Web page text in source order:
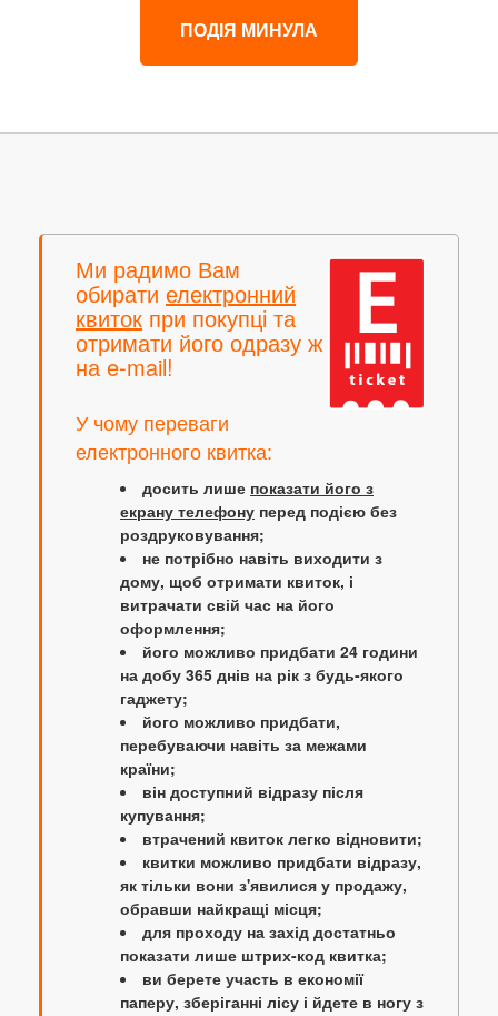
ПОДІЯ МИНУЛА
Ми радимо Вам
обирати електронний
квиток при покупці та
отримати його одразу ж
на e-mail!
У чому переваги
електронного квитка:
досить лише показати його з
екрану телефону перед подією без
роздруковування;
не потрібно навіть виходити з
дому, щоб отримати квиток, і
витрачати свій час на його
оформлення;
його можливо придбати 24 години
на добу 365 днів на рік з будь-якого
гаджету;
його можливо придбати,
перебуваючи навіть за межами
країни;
він доступний відразу після
купування;
втрачений квиток легко відновити;
квитки можливо придбати відразу,
як тільки вони з'явилися у продажу,
обравши найкращі місця;
для проходу на захід достатньо
показати лише штрих-код квитка;
ви берете участь в економії
паперу, зберіганні лісу і йдете в ногу з